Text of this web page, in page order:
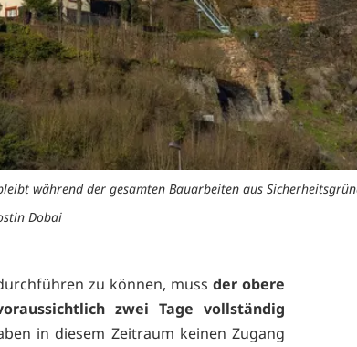
während der gesamten Bauarbeiten aus
Dobai
zu können, muss der obere
zwei Tage vollständig
in diesem Zeitraum keinen Zugang